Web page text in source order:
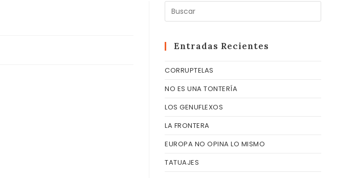
Escape
Entradas Recientes
CORRUPTELAS
NO ES UNA TONTERÍA
LOS GENUFLEXOS
LA FRONTERA
EUROPA NO OPINA LO MISMO
TATUAJES